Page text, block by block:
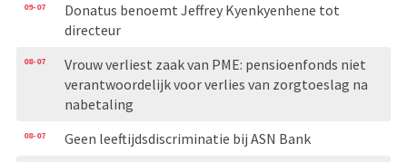
09-07
Donatus benoemt Jeffrey Kyenkyenhene tot
directeur
08-07
Vrouw verliest zaak van PME: pensioenfonds niet
verantwoordelijk voor verlies van zorgtoeslag na
nabetaling
08-07 Geen leeftijdsdiscriminatie bij ASN Bank